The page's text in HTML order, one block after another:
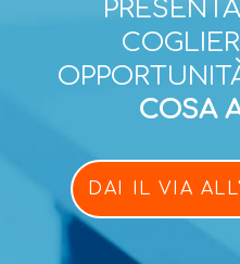
COSA
DAI IL VIA